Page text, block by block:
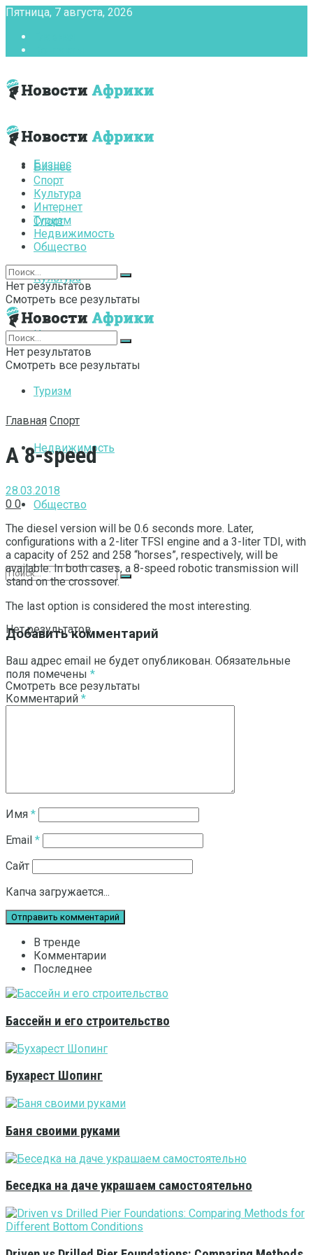
Пятница, 7 августа, 2026
Бизнес
Спорт
Культура
Интернет
Туризм
Недвижимость
Общество
Нет результатов
Смотреть все результаты
Бизнес
Спорт
Культура
Интернет
Туризм
Недвижимость
Общество
Нет результатов
Смотреть все результаты
Нет результатов
Смотреть все результаты
Главная Спорт
A 8-speed
28.03.2018
0 0
The diesel version will be 0.6 seconds more. Later,
configurations with a 2-liter TFSI engine and a 3-liter TDI, with
a capacity of 252 and 258 “horses”, respectively, will be
available. In both cases, a 8-speed robotic transmission will
stand on the crossover.
The last option is considered the most interesting.
Добавить комментарий
Ваш адрес email не будет опубликован. Обязательные
поля помечены *
Комментарий *
Имя *
Email *
Сайт
Капча загружается...
В тренде
Комментарии
Последнее
Бассейн и его строительство
Бухарест Шопинг
Баня своими руками
Беседка на даче украшаем самостоятельно